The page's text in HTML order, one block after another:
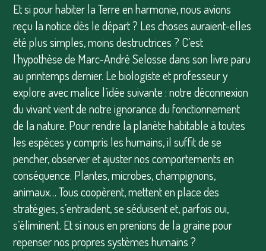
Et si pour habiter la Terre en harmonie, nous avions
reçu la notice dès le départ ? Les choses auraient-elles
été plus simples, moins destructrices ? C’est
l’hypothèse de Marc-André Selosse dans son livre paru
au printemps dernier. Le biologiste et professeur y
explore avec malice l’idée suivante : notre déconnexion
du vivant vient de notre ignorance du fonctionnement
de la nature. Pour rendre la planète habitable à toutes
les espèces y compris les humains, il suffit de se
pencher, observer et ajuster nos comportements en
conséquence. Plantes, microbes, champignons,
animaux… Tous coopèrent, mettent en place des
stratégies, s’entraident, se séduisent et, parfois oui,
s’éliminent. Et si nous en prenions de la graine pour
repenser nos propres systèmes humains ?